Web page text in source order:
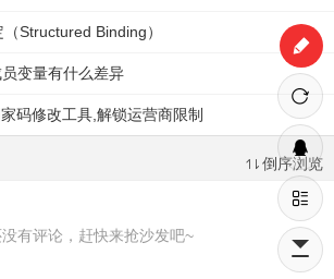
Structured Binding）
变量有什么差异
码修改工具,解锁运营商限制
倒序浏览
有评论，赶快来抢沙发吧~